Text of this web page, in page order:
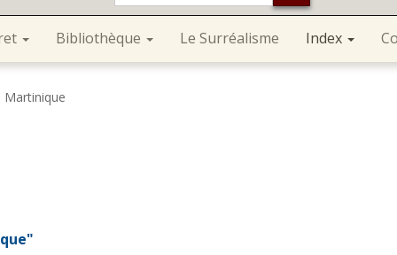
Bibliothèque Le Surréalisme Index
Martinique